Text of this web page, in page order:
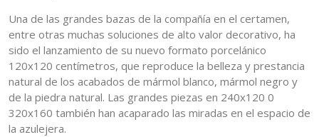
Una de las grandes bazas de la compañía en el certamen,
entre otras muchas soluciones de alto valor decorativo, ha
sido el lanzamiento de su nuevo formato porcelánico
120x120 centímetros, que reproduce la belleza y prestancia
natural de los acabados de mármol blanco, mármol negro y
de la piedra natural. Las grandes piezas en 240x120 0
320x160 también han acaparado las miradas en el espacio de
la azulejera.